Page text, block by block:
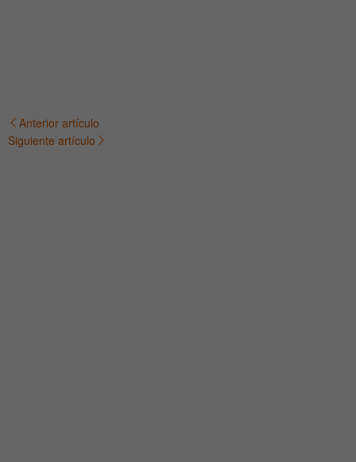
Navegación
Anterior artículo
Siguiente artículo